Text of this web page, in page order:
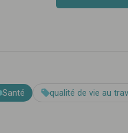
Santé qualité de vie au